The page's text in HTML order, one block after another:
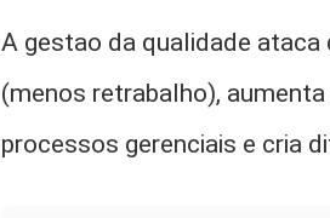
A gestao da qualidade
(menos retrabalho),
processos gerenciais e cria